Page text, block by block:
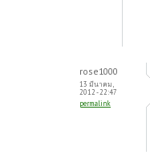
rose1000
13 มีนาคม,
2012 - 22:47
permalink